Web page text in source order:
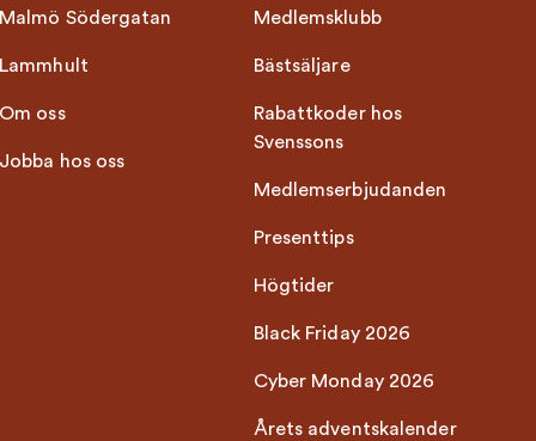
Malmö Södergatan
Lammhult
Om oss
Jobba hos oss
Medlemsklubb
Bästsäljare
Rabattkoder hos
Svenssons
Medlemserbjudanden
Presenttips
Högtider
Black Friday 2026
Cyber Monday 2026
Årets adventskalender